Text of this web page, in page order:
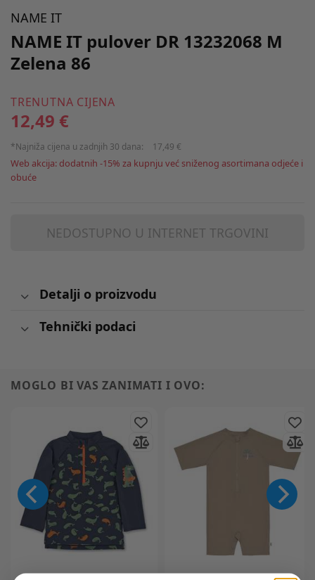
NAME IT
NAME IT pulover DR 13232068 M
Zelena 86
TRENUTNA CIJENA
12,49 €
*Najniža cijena u zadnjih 30 dana: 17,49 €
Web akcija: dodatnih -15% za kupnju već sniženog asortimana odjeće i
obuće
NEDOSTUPNO U INTERNET TRGOVINI
Detalji o proizvodu
Tehnički podaci
MOGLO BI VAS ZANIMATI I OVO: